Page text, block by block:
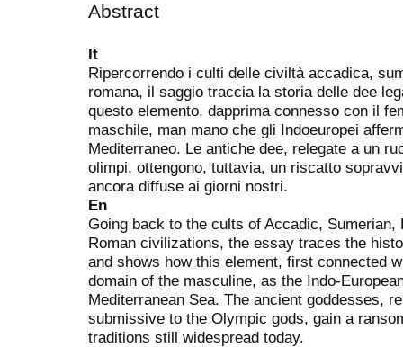
Abstract
It
Ripercorrendo i culti delle civiltà accadica,
romana, il saggio traccia la storia delle dee
questo elemento, dapprima connesso con il
maschile, man mano che gli Indoeuropei
Mediterraneo. Le antiche dee, relegate a un
olimpi, ottengono, tuttavia, un riscatto
ancora diffuse ai giorni nostri.
En
Going back to the cults of Accadic, Sumerian,
Roman civilizations, the essay traces the
and shows how this element, first connected
domain of the masculine, as the Indo-
Mediterranean Sea. The ancient goddesses,
submissive to the Olympic gods, gain a
traditions still widespread today.